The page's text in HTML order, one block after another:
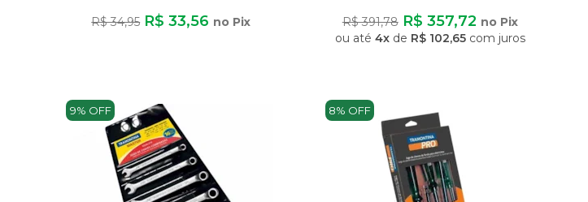
R$ 34,95 R$ 33,56 no Pix
R$ 391,78 R$ 357,72 no Pix
ou até 4xde R$ 102,65com juros
9% OFF 8% OFF